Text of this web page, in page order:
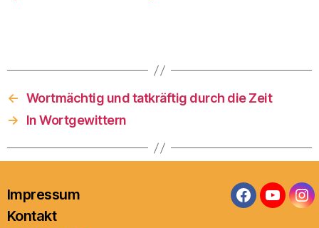
← Wortmächtig und tatkräftig durch die Zeit
→
In Wortgewittern
Impressum
Kontakt
Facebook